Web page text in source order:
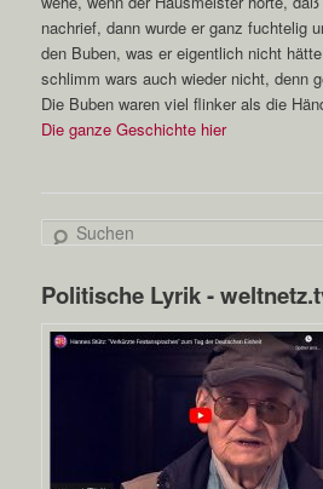
nachrief, dann wurde er ganz fuchtelig
den Buben, was er eigentlich nicht
schlimm wars auch wieder nicht, denn
Die Buben waren viel flinker als die
Die ganze Geschichte hier
h
e
n
Politische Lyrik -